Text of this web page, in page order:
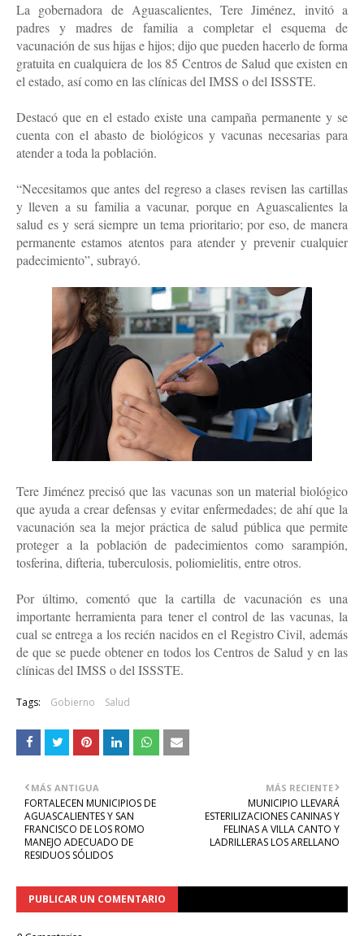
La gobernadora de Aguascalientes, Tere Jiménez, invitó a
padres y madres de familia a completar el esquema de
vacunación de sus hijas e hijos; dijo que pueden hacerlo de forma
gratuita en cualquiera de los 85 Centros de Salud que existen en
el estado, así como en las clínicas del IMSS o del ISSSTE.
Destacó que en el estado existe una campaña permanente y se
cuenta con el abasto de biológicos y vacunas necesarias para
atender a toda la población.
“Necesitamos que antes del regreso a clases revisen las cartillas
y lleven a su familia a vacunar, porque en Aguascalientes la
salud es y será siempre un tema prioritario; por eso, de manera
permanente estamos atentos para atender y prevenir cualquier
padecimiento”, subrayó.
Tere Jiménez precisó que las vacunas son un material biológico
que ayuda a crear defensas y evitar enfermedades; de ahí que la
vacunación sea la mejor práctica de salud pública que permite
proteger a la población de padecimientos como sarampión,
tosferina, difteria, tuberculosis, poliomielitis, entre otros.
Por último, comentó que la cartilla de vacunación es una
importante herramienta para tener el control de las vacunas, la
cual se entrega a los recién nacidos en el Registro Civil, además
de que se puede obtener en todos los Centros de Salud y en las
clínicas del IMSS o del ISSSTE.
Tags: Gobierno Salud
MÁS RECIENTE
MUNICIPIO LLEVARÁ
ESTERILIZACIONES CANINAS Y
FELINAS A VILLA CANTO Y
LADRILLERAS LOS ARELLANO
MÁS ANTIGUA
FORTALECEN MUNICIPIOS DE
AGUASCALIENTES Y SAN
FRANCISCO DE LOS ROMO
MANEJO ADECUADO DE
RESIDUOS SÓLIDOS
PUBLICAR UN COMENTARIO